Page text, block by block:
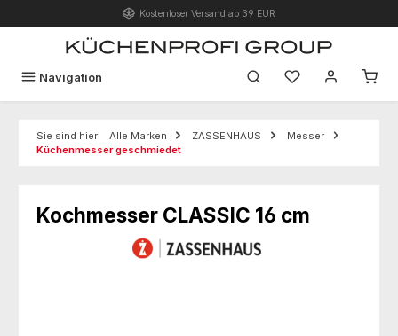
Zum Hauptinhalt springenKostenloser Versand ab 39 EUR
Navigation Du hast 0
Sie sind hier: Alle Marken ZASSENHAUS
Messer
Küchenmesser geschmiedet
Kochmesser CLASSIC 16 cm